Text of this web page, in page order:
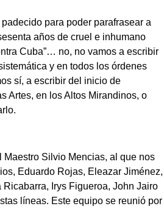
para poder parafrasear a
años de cruel e inhumano
Cuba”… no, no vamos a escribir
y en todos los órdenes
sí, a escribir del inicio de
Artes, en los Altos Mirandinos, o
Silvio Mencias, al que nos
Eduardo Rojas, Eleazar Jiménez,
Irys Figueroa, John Jairo
líneas. Este equipo se reunió por